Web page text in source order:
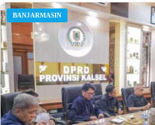
BANJARMASIN